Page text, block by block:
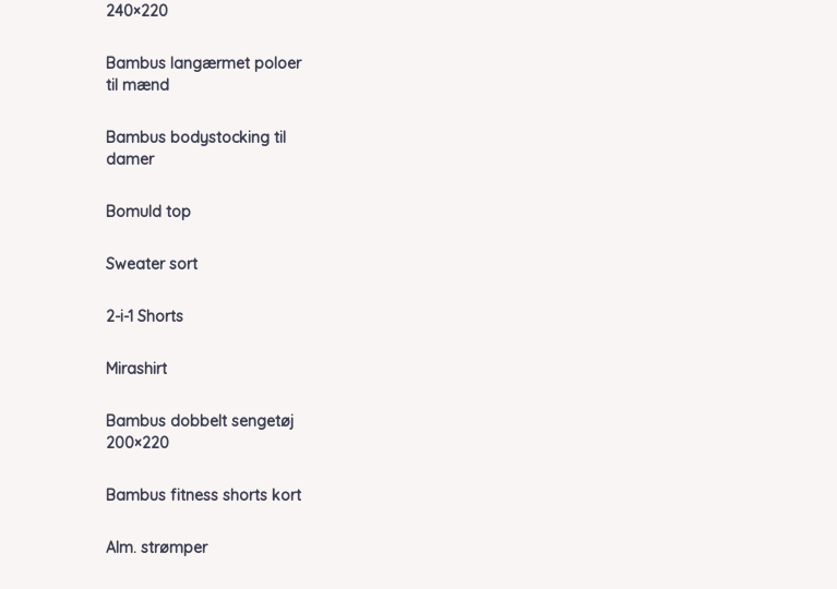
240×220
Bambus langærmet poloer
til mænd
Bambus bodystocking til
damer
Bomuld top
Sweater sort
2-i-1 Shorts
Mirashirt
Bambus dobbelt sengetøj
200×220
Bambus fitness shorts kort
Alm. strømper